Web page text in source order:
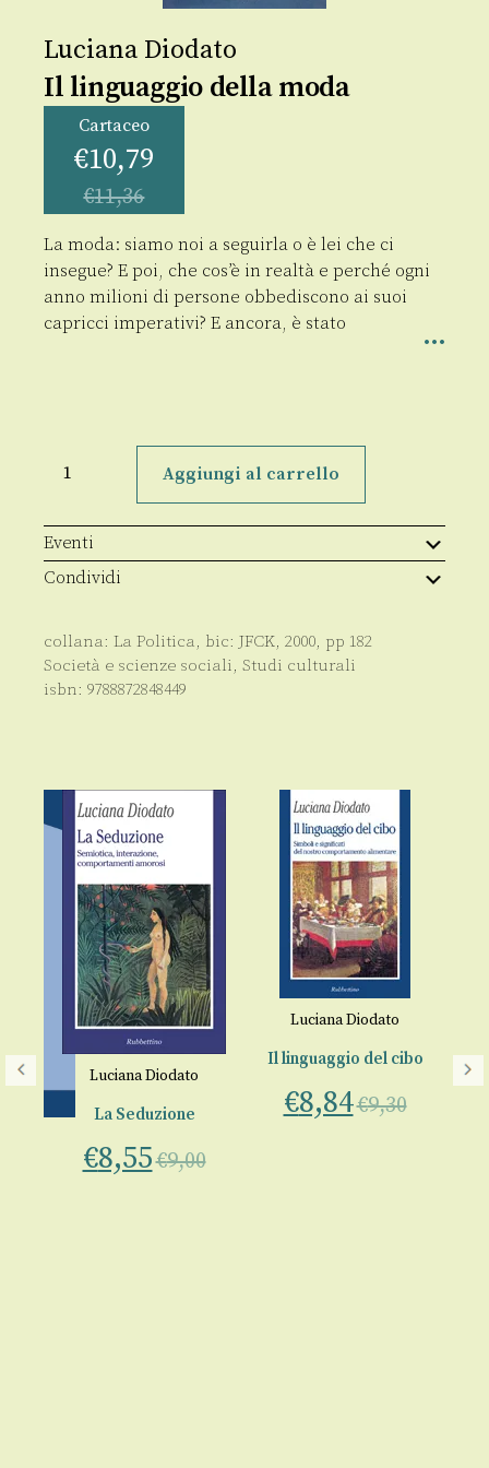
Luciana Diodato
Il linguaggio della moda
Cartaceo
€10,79
€11,36
La moda: siamo noi a seguirla o è lei che ci
insegue? E poi, che cos’è in realtà e perché ogni
anno milioni di persone obbediscono ai suoi
capricci imperativi? E ancora, è stato
linguaggio
quantità
Aggiungi al carrello
Eventi
Condividi
collana: La Politica, bic: JFCK, 2000, pp 182
Società e scienze sociali, Studi culturali
isbn: 9788872848449
Luciana Diodato
La Seduzione
€8,55€9,00
Luciana Diodato
Il linguaggio del cibo
€8,84€9,30